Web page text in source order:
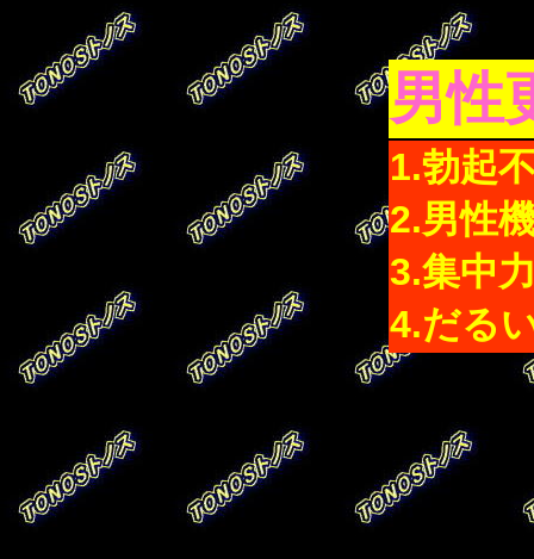
男性
1.勃起
2.男性
3.集中
4.だる